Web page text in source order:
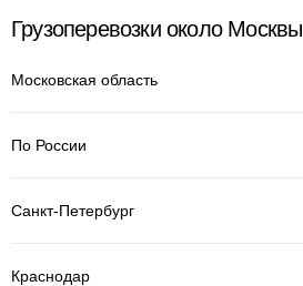
Грузоперевозки около Москвы
Московская область
По России
Санкт-Петербург
Краснодар